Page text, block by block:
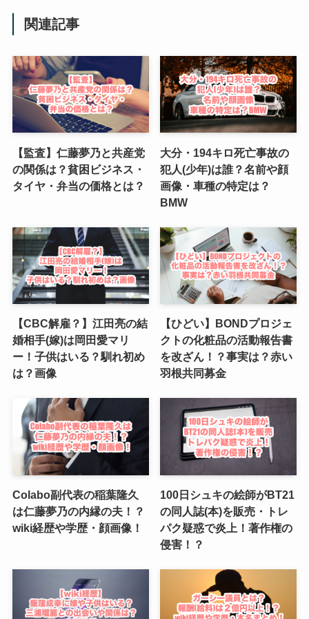
関連記事
【監査】仁藤夢乃と共産党
の関係は？貧困ビジネス・
タイヤ・弁当の価格とは？
大分・194キロ死亡事故の
犯人(少年)は誰？名前や顔
画像・車種の特定は？
BMW
【CBC解雇？】江田亮の結
婚相手(嫁)は岡田愛マリ
ー！子供はいる？馴れ初め
は？画像
【ひどい】BONDプロジェ
クトの化粧品の活動報告書
を改ざん！？事実は？赤い
羽根共同募金
Colabo副代表の稲葉隆久
は仁藤夢乃の内縁の夫！？
wiki経歴や学歴・顔画像！
100日シュキの絵師がBT21
の同人誌(本)を販売・トレ
パク疑惑で炎上！著作権の
侵害！？